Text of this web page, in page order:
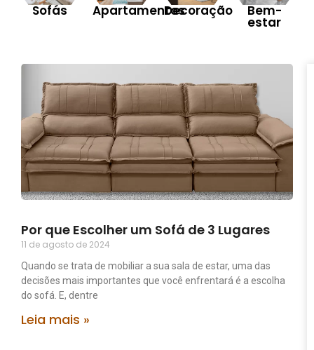
Sofás ApartamentosDecoração Bem-
estar
Por que Escolher um Sofá de 3 Lugares
11 de agosto de 2024
Quando se trata de mobiliar a sua sala de estar, uma das
decisões mais importantes que você enfrentará é a escolha
do sofá. E, dentre
Leia mais »